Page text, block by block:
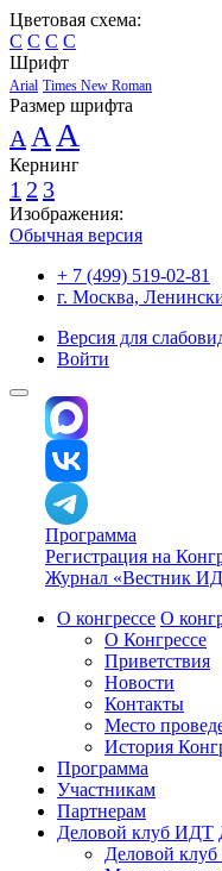
Цветовая схема:
C C C C
Шрифт
Arial Times New Roman
Размер шрифта
A A A
Кернинг
1 2 3
Изображения:
Обычная версия
+ 7 (499) 519-02-81
г. Москва,
Версия для
Войти
Программа
Регистрация на
Журнал «Вестник
О конгрессе О
О Конгрессе
Приветствия
Новости
Контакты
Место
История
Программа
Участникам
Партнерам
Деловой клуб ИДТ
Деловой